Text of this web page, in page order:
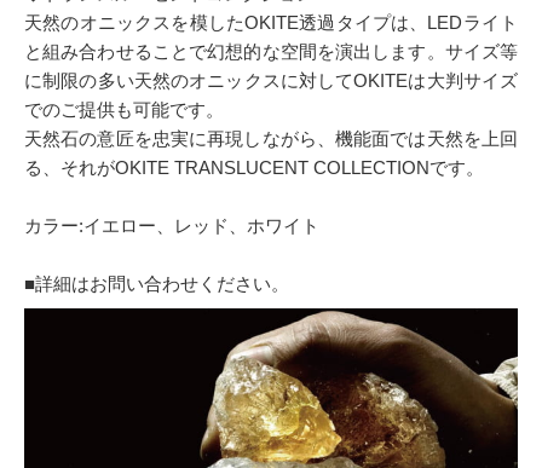
天然のオニックスを模したOKITE透過タイプは、LEDライト
と組み合わせることで幻想的な空間を演出します。サイズ等
に制限の多い天然のオニックスに対してOKITEは大判サイズ
でのご提供も可能です。
天然石の意匠を忠実に再現しながら、機能面では天然を上回
る、それがOKITE TRANSLUCENT COLLECTIONです。
カラー:イエロー、レッド、ホワイト
■詳細はお問い合わせください。